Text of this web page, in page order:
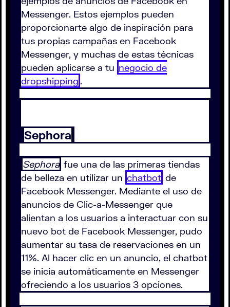
Messenger. Estos ejemplos pueden
proporcionarte algo de inspiración para
tus propias campañas en Facebook
Messenger, y muchas de estas técnicas
pueden aplicarse a tu negocio de
dropshipping .
Sephora
Sephora fue una de las primeras tiendas
de belleza en utilizar un chatbot de
Facebook Messenger. Mediante el uso de
anuncios de Clic-a-Messenger que
alientan a los usuarios a interactuar con su
nuevo bot de Facebook Messenger, pudo
aumentar su tasa de reservaciones en un
11%. Al hacer clic en un anuncio, el chatbot
se inicia automáticamente en Messenger
ofreciendo a los usuarios 3 opciones.